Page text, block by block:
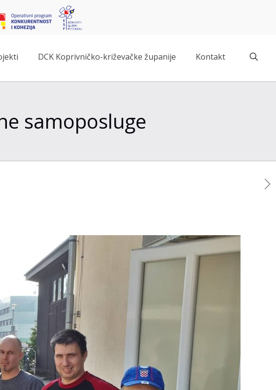
DCK Koprivničko-križevačke županije Kontakt
samoposluge